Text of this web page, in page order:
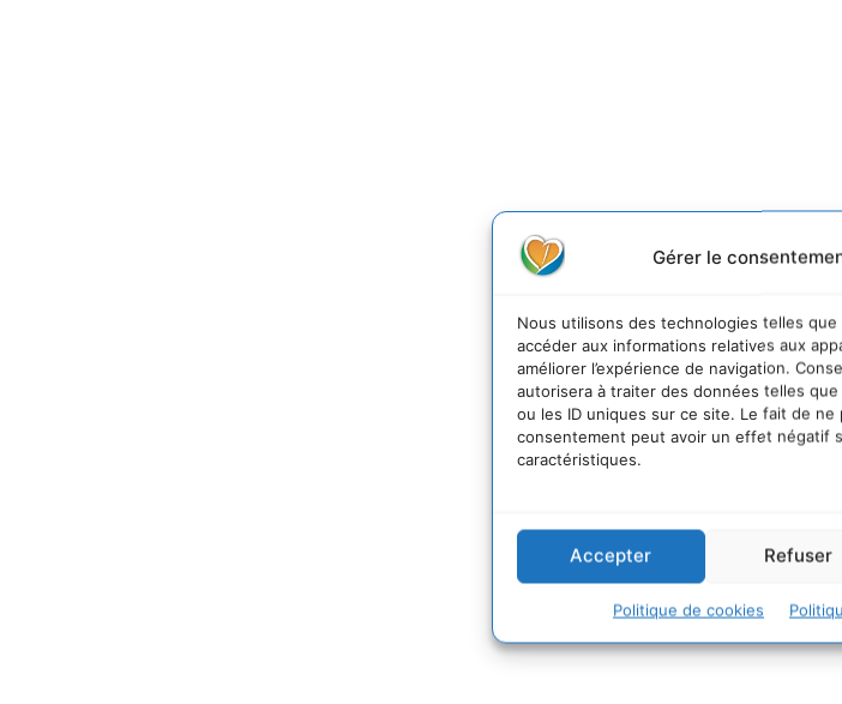
Gérer le
Nous utilisons des technologies telles
accéder aux informations relatives aux
améliorer l’expérience de navigation.
autorisera à traiter des données telles
ou les ID uniques sur ce site. Le fait de
consentement peut avoir un effet négatif
caractéristiques.
Accepter Refuser
Politique de cookies